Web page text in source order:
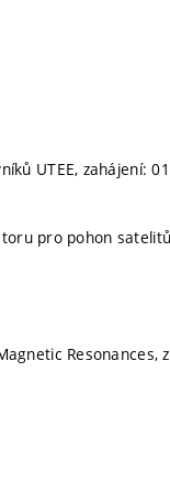
UTEE, zahájení:
pro pohon
Resonances,